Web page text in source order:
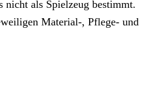
nicht als Spielzeug bestimmt.
Material-, Pflege- und